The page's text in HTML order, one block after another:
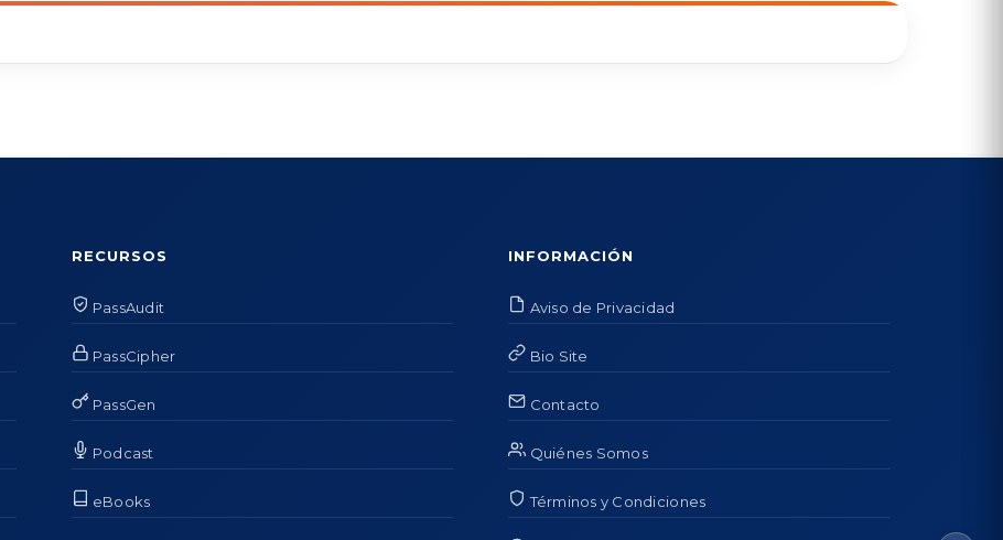
RECURSOS
PassAudit
PassCipher
PassGen
Podcast
eBooks
INFORMACIÓN
Aviso de Privacidad
Bio Site
Contacto
Quiénes Somos
Términos y Condiciones